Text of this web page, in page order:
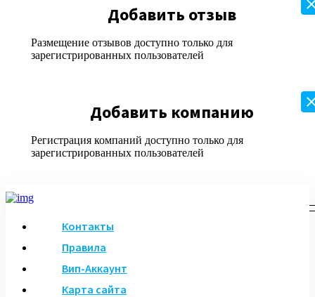
Добавить отзыв
Размещение отзывов доступно только для
зарегистрированных пользователей
Добавить компанию
Регистрация компаний доступно только для
зарегистрированных пользователей
Контакты
Правила
Вип-Аккаунт
Карта сайта